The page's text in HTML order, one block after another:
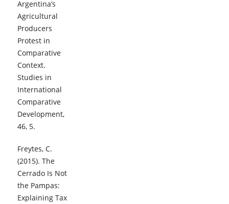
Argentina’s
Agricultural
Producers
Protest in
Comparative
Context.
Studies in
International
Comparative
Development,
46, 5.
Freytes, C.
(2015). The
Cerrado Is Not
the Pampas:
Explaining Tax